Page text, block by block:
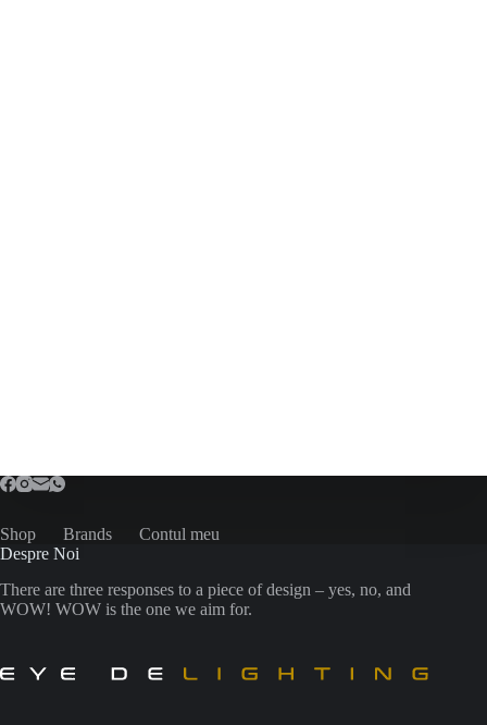
Shop Brands
Contul meu
Despre Noi
There are three responses to a piece of design – yes, no, and
WOW! WOW is the one we aim for.